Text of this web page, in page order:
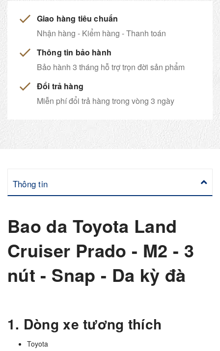
Giao hàng tiêu chuẩn
Nhận hàng - Kiểm hàng - Thanh toán
Thông tin bảo hành
Bảo hành 3 tháng hỗ trợ trọn đời sản phẩm
Đổi trả hàng
Miễn phí đổi trả hàng trong vòng 3 ngày
Thông tin
Bao da Toyota Land
Cruiser Prado - M2 - 3
nút - Snap - Da kỳ đà
1. Dòng xe tương thích
Toyota